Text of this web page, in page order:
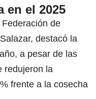
en el 2025
de
destacó la
a pesar de las
redujeron la
frente a la cosecha